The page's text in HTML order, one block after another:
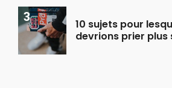
10 sujets pour
devrions prier plus